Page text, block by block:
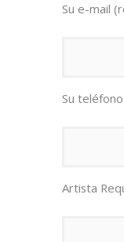
Su e-mail
Su
Artista